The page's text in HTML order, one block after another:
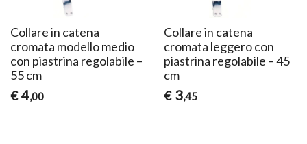
Collare in catena
cromata modello medio
con piastrina regolabile –
55 cm
€ 4,00
Collare in catena
cromata leggero con
piastrina regolabile – 45
cm
€ 3,45